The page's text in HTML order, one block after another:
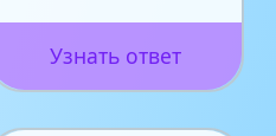
Узнать ответ